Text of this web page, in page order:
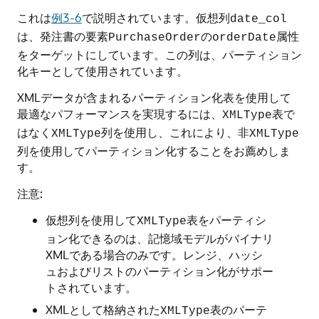
これは例3-6で説明されています。仮想列date_col
は、発注書の要素PurchaseOrderのorderDate属性
をターゲットにしています。この列は、パーティション
化キーとして使用されています。
XMLデータが含まれるパーティション化表を使用して
最適なパフォーマンスを実現するには、 XMLType表で
はなく XMLType列を使用し、これにより、非XMLType
列を使用してパーティション化することをお薦めしま
す。
注意:
仮想列を使用してXMLType表をパーティシ
ョン化できるのは、記憶域モデルがバイナリ
XMLである場合のみです。レンジ、ハッシ
ュおよびリストのパーティション化がサポー
トされています。
XMLとして格納されたXMLType表のパーテ